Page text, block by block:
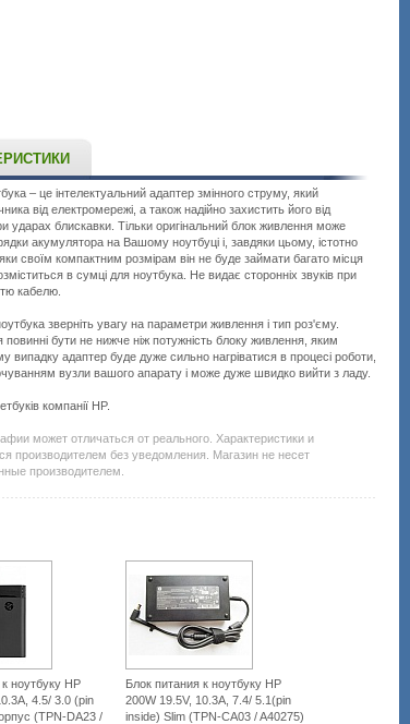
– це інтелектуальний адаптер змінного струму, який
від електромережі, а також надійно захистить його від
ударах блискавки. Тільки оригінальний блок живлення може
акумулятора на Вашому ноутбуці і, завдяки цьому, істотно
своїм компактним розмірам він не буде займати багато місця
в сумці для ноутбука. Не видає сторонніх звуків при
кабелю.
зверніть увагу на параметри живлення і тип роз'єму.
бути не нижче ніж потужність блоку живлення, яким
адаптер буде дуже сильно нагріватися в процесі роботи,
вузли вашого апарату і може дуже швидко вийти з ладу.
компанії HP.
service.com.uacatalog/5308-
zapchasti-
k-
ppp018l.html
может отличаться от реального. Характеристики и
производителем без уведомления. Магазин не несет
производителем.
ноутбуку HP
4.5/ 3.0 (pin
(TPN-DA23 /
Блок питания к ноутбуку HP
200W 19.5V, 10.3A, 7.4/ 5.1(pin
inside) Slim (TPN-CA03 / A40275)